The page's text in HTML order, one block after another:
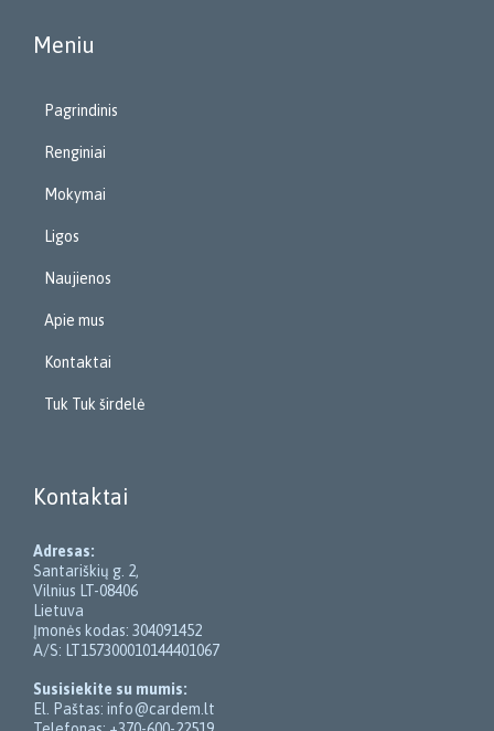
Meniu
Pagrindinis
Renginiai
Mokymai
Ligos
Naujienos
Apie mus
Kontaktai
Tuk Tuk širdelė
Kontaktai
Adresas:
Santariškių g. 2,
Vilnius LT-08406
Lietuva
Įmonės kodas: 304091452
A/S: LT157300010144401067
Susisiekite su mumis:
El. Paštas: info@cardem.lt